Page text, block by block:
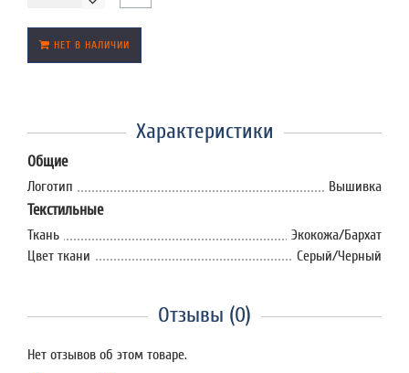
НЕТ В НАЛИЧИИ
Характеристики
Общие
Логотип Вышивка
Текстильные
Ткань
Экокожа/Бархат
Цвет ткани
Серый/Черный
Отзывы (0)
Нет отзывов об этом товаре.